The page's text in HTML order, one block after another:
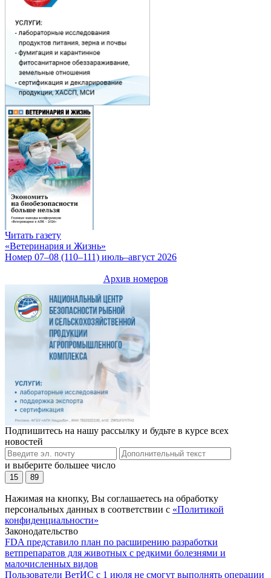
Читать газету
«Ветеринария и Жизнь»
Номер 07–08 (110–111) июль–август 2026
Архив номеров
Подпишитесь на нашу рассылку и будьте в курсе всех
новостей
и выберите большее число
15 89
Нажимая на кнопку, Вы соглашаетесь на обработку
персональных данных в соответствии с «Политикой
конфиденциальности»
Законодательство
FDA представило план по расширению разработки
ветпрепаратов для животных с редкими болезнями и
малочисленных видов
Пользователи ВетИС с 1 июля не смогут выполнять операции